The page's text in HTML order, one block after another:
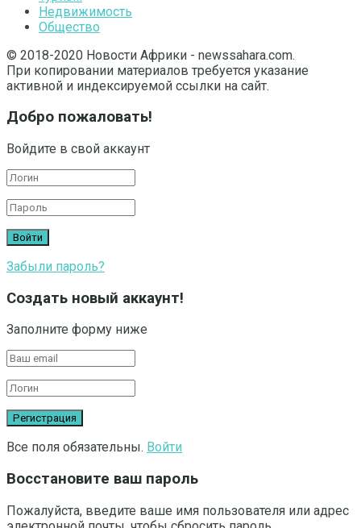
Недвижимость
Общество
© 2018-2020 Новости Африки - newssahara.com.
При копировании материалов требуется указание
активной и индексируемой ссылки на сайт.
Добро пожаловать!
Войдите в свой аккаунт
Забыли пароль?
Создать новый аккаунт!
Заполните форму ниже
Все поля обязательны. Войти
Восстановите ваш пароль
Пожалуйста, введите ваше имя пользователя или адрес